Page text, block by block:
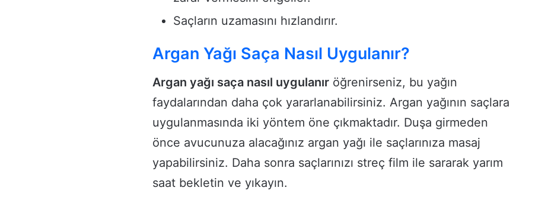
Saçların uzamasını hızlandırır.
Argan Yağı Saça Nasıl Uygulanır?
Argan yağı saça nasıl uygulanır öğrenirseniz, bu yağın
faydalarından daha çok yararlanabilirsiniz. Argan yağının saçlara
uygulanmasında iki yöntem öne çıkmaktadır. Duşa girmeden
önce avucunuza alacağınız argan yağı ile saçlarınıza masaj
yapabilirsiniz. Daha sonra saçlarınızı streç film ile sararak yarım
saat bekletin ve yıkayın.